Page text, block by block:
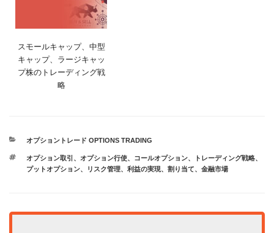
スモールキャップ、中型
キャップ、ラージキャッ
プ株のトレーディング戦
略
カ
ゴ
リ
オプショントレード OPTIONS TRADING
タ
グ
オプション取引 、 オプション行使、 コールオプション、 トレーディング戦略、
プットオプション、 リスク管理、 利益の実現、 割り当て、 金融市場